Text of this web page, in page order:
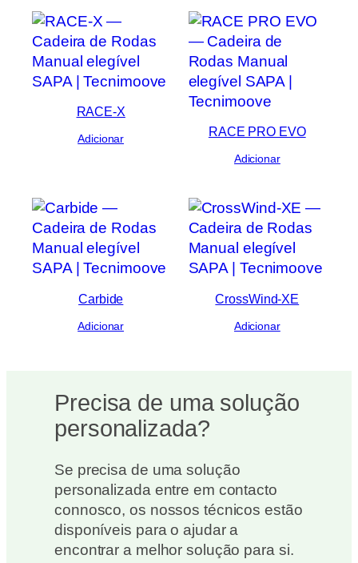
RACE-X
Adicionar
RACE PRO EVO
Adicionar
Carbide
Adicionar
CrossWind-XE
Adicionar
Precisa de uma solução
personalizada?
Se precisa de uma solução
personalizada entre em contacto
connosco, os nossos técnicos estão
disponíveis para o ajudar a
encontrar a melhor solução para si.